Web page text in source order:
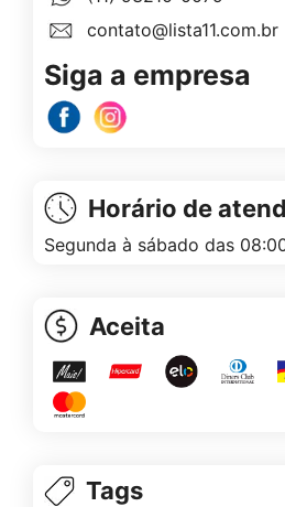
contato@lista11.com.br
Siga a empresa
Horário de
Segunda à sábado das
Aceita
Tags